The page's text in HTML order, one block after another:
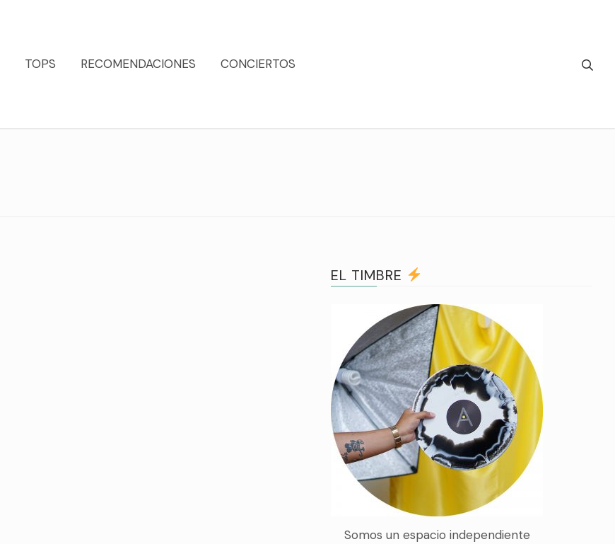
TOPS RECOMENDACIONES CONCIERTOS
EL TIMBRE
Somos un espacio independiente